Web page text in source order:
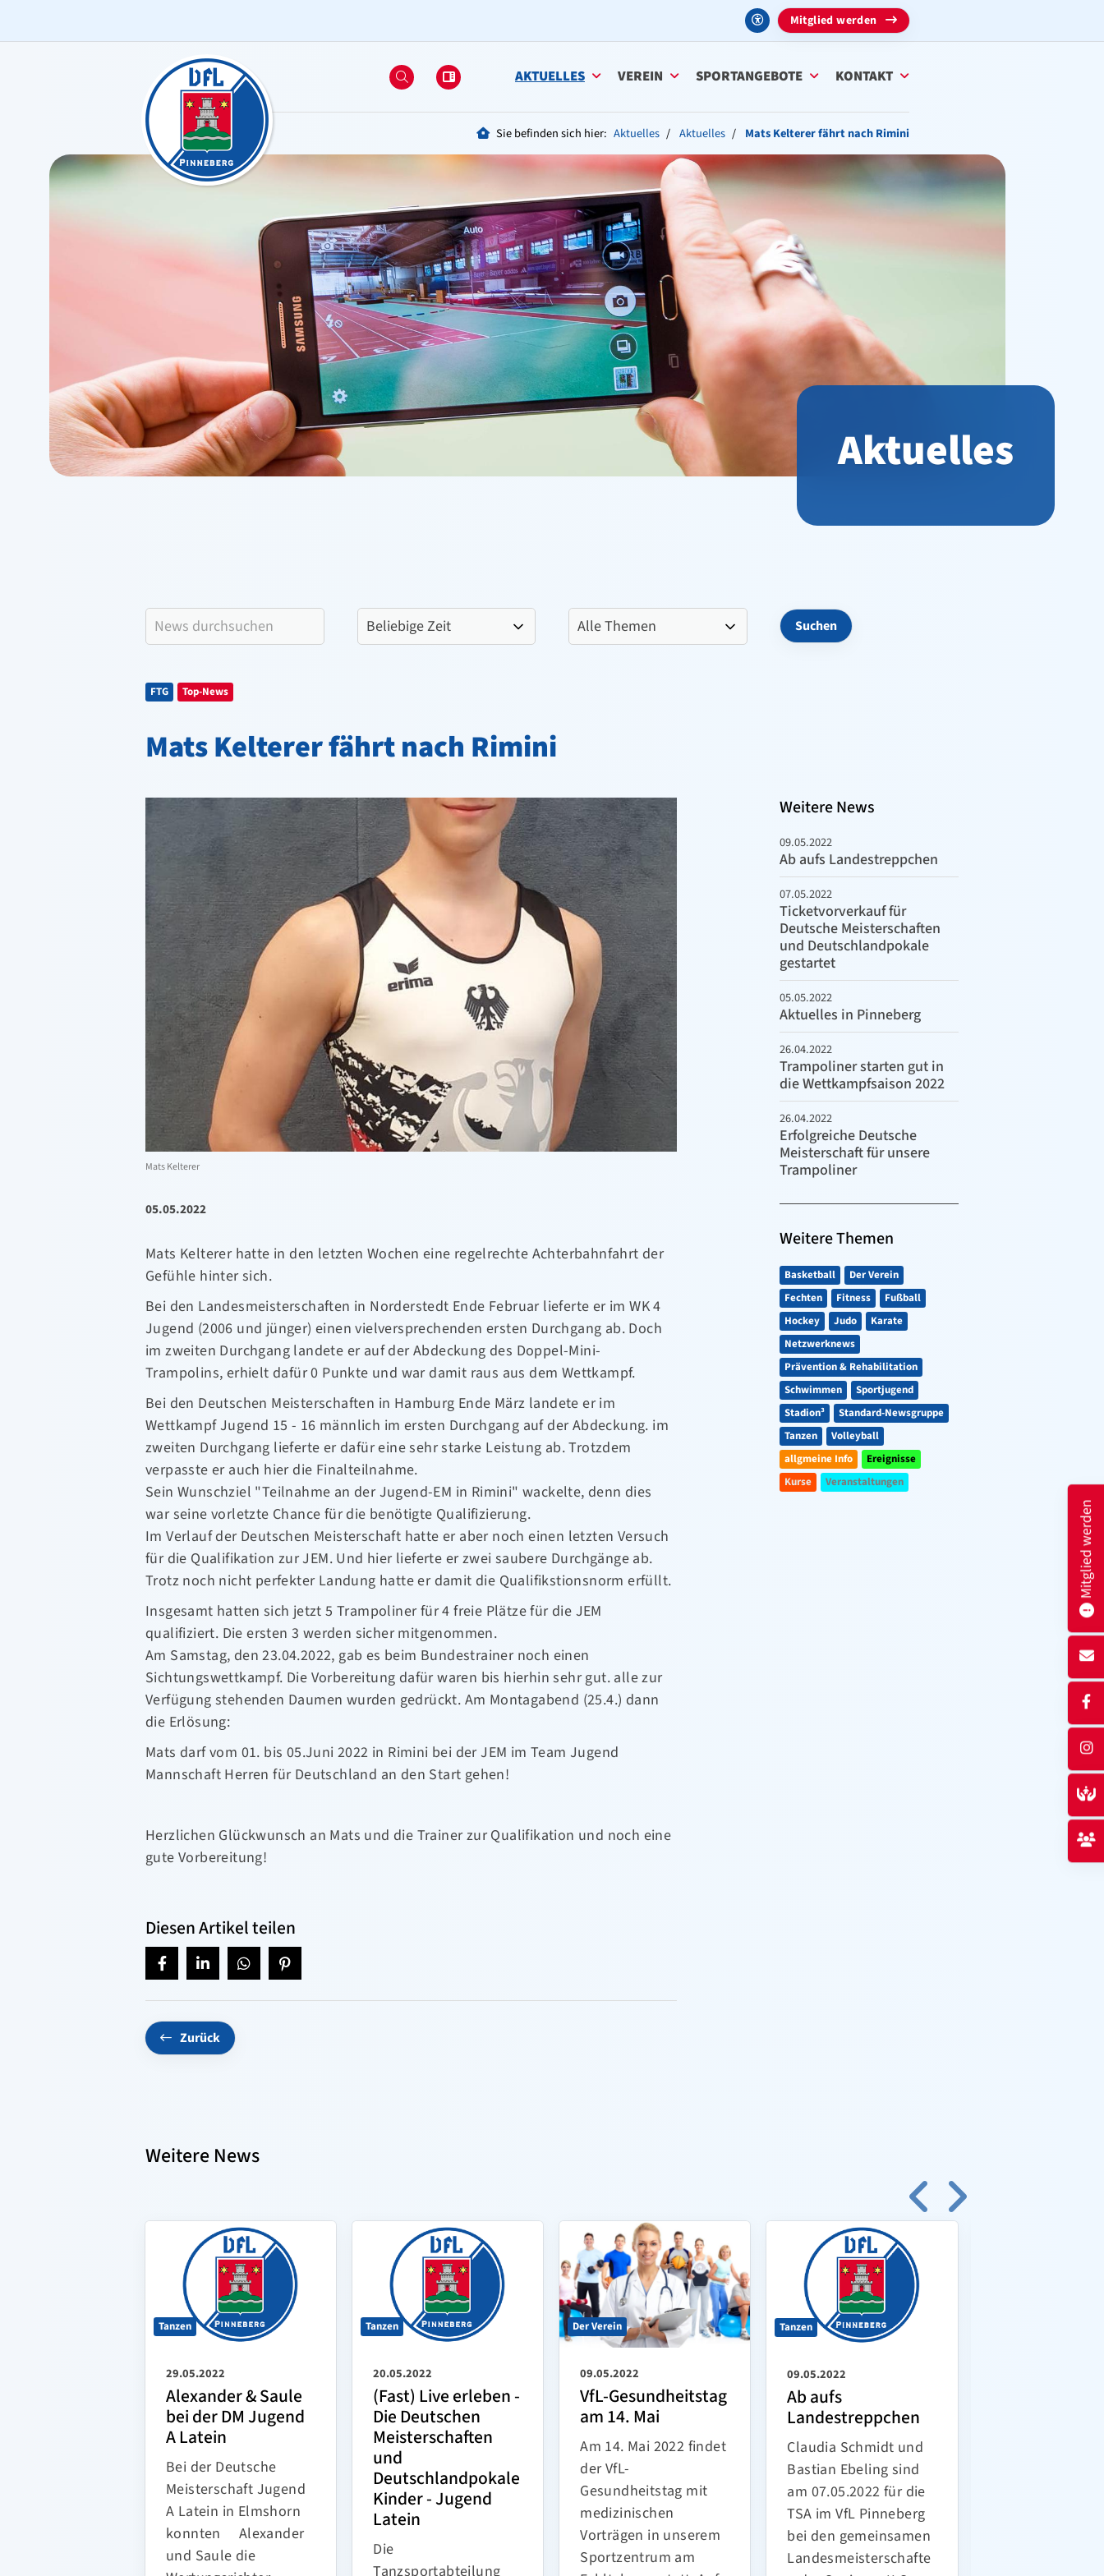
Mitglied werden
AKTUELLES VEREIN SPORTANGEBOTE KONTAKT
Sie befinden sich hier: Aktuelles Aktuelles Mats Kelterer fährt nach Rimini
Aktuelles
FTG Top-News
Mats Kelterer fährt nach Rimini
Mats Kelterer
05.05.2022
Mats Kelterer hatte in den letzten Wochen eine regelrechte Achterbahnfahrt der
Gefühle hinter sich.
Bei den Landesmeisterschaften in Norderstedt Ende Februar lieferte er im WK 4
Jugend (2006 und jünger) einen vielversprechenden ersten Durchgang ab. Doch
im zweiten Durchgang landete er auf der Abdeckung des Doppel-Mini-
Trampolins, erhielt dafür 0 Punkte und war damit raus aus dem Wettkampf.
Bei den Deutschen Meisterschaften in Hamburg Ende März landete er im
Wettkampf Jugend 15 - 16 männlich im ersten Durchgang auf der Abdeckung. im
zweiten Durchgang lieferte er dafür eine sehr starke Leistung ab. Trotzdem
verpasste er auch hier die Finalteilnahme.
Sein Wunschziel "Teilnahme an der Jugend-EM in Rimini" wackelte, denn dies
war seine vorletzte Chance für die benötigte Qualifizierung.
Im Verlauf der Deutschen Meisterschaft hatte er aber noch einen letzten Versuch
für die Qualifikation zur JEM. Und hier lieferte er zwei saubere Durchgänge ab.
Trotz noch nicht perfekter Landung hatte er damit die Qualifikstionsnorm erfüllt.
Insgesamt hatten sich jetzt 5 Trampoliner für 4 freie Plätze für die JEM
qualifiziert. Die ersten 3 werden sicher mitgenommen.
Am Samstag, den 23.04.2022, gab es beim Bundestrainer noch einen
Sichtungswettkampf. Die Vorbereitung dafür waren bis hierhin sehr gut. alle zur
Verfügung stehenden Daumen wurden gedrückt. Am Montagabend (25.4.) dann
die Erlösung:
Mats darf vom 01. bis 05.Juni 2022 in Rimini bei der JEM im Team Jugend
Mannschaft Herren für Deutschland an den Start gehen!
Herzlichen Glückwunsch an Mats und die Trainer zur Qualifikation und noch eine
gute Vorbereitung!
Diesen Artikel teilen
Zurück
Weitere News
09.05.2022
Ab aufs Landestreppchen
07.05.2022
Ticketvorverkauf für
Deutsche Meisterschaften
und Deutschlandpokale
gestartet
05.05.2022
Aktuelles in Pinneberg
26.04.2022
Trampoliner starten gut in
die Wettkampfsaison 2022
26.04.2022
Erfolgreiche Deutsche
Meisterschaft für unsere
Trampoliner
Weitere Themen
Basketball
Der Verein
Fechten
Fitness
Fußball
Hockey
Judo
Karate
Netzwerknews
Prävention & Rehabilitation
Schwimmen
Sportjugend
Stadion³
Standard-Newsgruppe
Tanzen
Volleyball
allgmeine Info
Ereignisse
Kurse
Veranstaltungen
Weitere News
Tanzen
29.05.2022
Alexander & Saule
bei der DM Jugend
A Latein
Bei der Deutsche
Meisterschaft Jugend
A Latein in Elmshorn
konnten Alexander
und Saule die
Tanzen
20.05.2022
(Fast) Live erleben -
Die Deutschen
Meisterschaften
und
Deutschlandpokale
Kinder - Jugend
Latein
Die
Der Verein
09.05.2022
VfL-Gesundheitstag
am 14. Mai
Am 14. Mai 2022 findet
der VfL-
Gesundheitstag mit
medizinischen
Vorträgen in unserem
Sportzentrum am
Tanzen
09.05.2022
Ab aufs
Landestreppchen
Claudia Schmidt und
Bastian Ebeling sind
am 07.05.2022 für die
TSA im VfL Pinneberg
bei den gemeinsamen
Landesmeisterschafte
Mitglied werden